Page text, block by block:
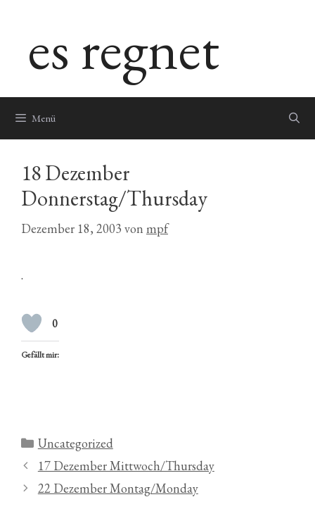
springenes regnet
Menü
18 Dezember
Donnerstag/Thursday
Dezember 18, 2003 von mpf
.
0
Gefällt mir:
Kategorien
Uncategorized
17 Dezember Mittwoch/Thursday
22 Dezember Montag/Monday